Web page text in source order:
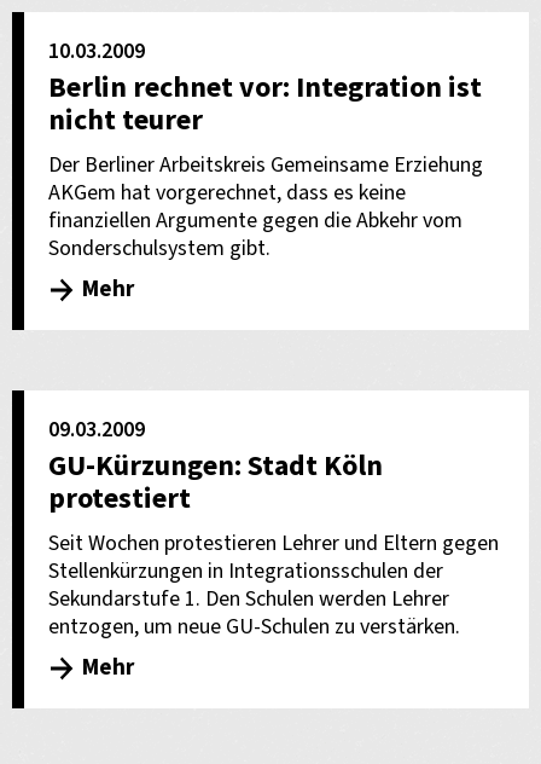
10.03.2009
Berlin rechnet vor: Integration ist
nicht teurer
Der Berliner Arbeitskreis Gemeinsame Erziehung
AKGem hat vorgerechnet, dass es keine
finanziellen Argumente gegen die Abkehr vom
Sonderschulsystem gibt.
Mehr
09.03.2009
GU-Kürzungen: Stadt Köln
protestiert
Seit Wochen protestieren Lehrer und Eltern gegen
Stellenkürzungen in Integrationsschulen der
Sekundarstufe 1. Den Schulen werden Lehrer
entzogen, um neue GU-Schulen zu verstärken.
Mehr